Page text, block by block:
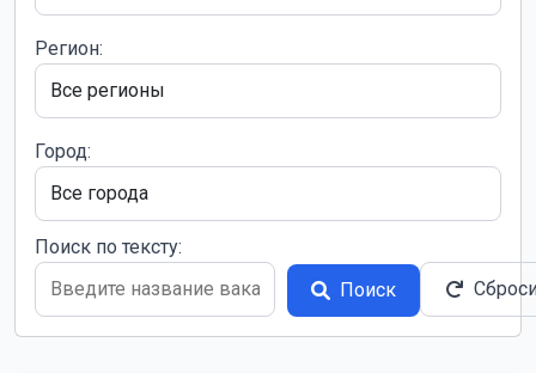
Регион:
Город:
Поиск по тексту:
Поиск